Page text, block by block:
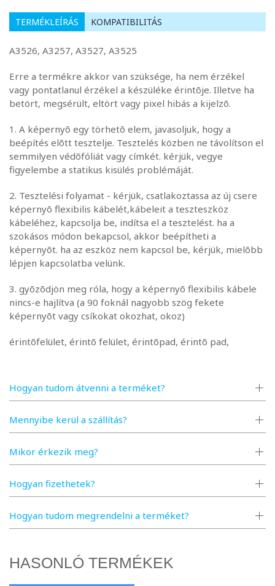
Hogyan tudom átvenni a terméket?
Mennyibe kerül a szállítás?
Mikor érkezik meg?
Hogyan fizethetek?
Hogyan tudom megrendelni a terméket?
TERMÉKLEÍRÁS KOMPATIBILITÁS
A3526, A3257, A3527, A3525
Erre a termékre akkor van szüksége, ha nem érzékel
vagy pontatlanul érzékel a készüléke érintõje. Illetve ha
betört, megsérült, eltört vagy pixel hibás a kijelzõ.
1. A képernyõ egy törhetõ elem, javasoljuk, hogy a
beépítés elõtt tesztelje. Tesztelés közben ne távolítson el
semmilyen védõfóliát vagy címkét. kérjük, vegye
figyelembe a statikus kisülés problémáját.
2. Tesztelési folyamat - kérjük, csatlakoztassa az új csere
képernyõ flexibilis kábelét,kábeleit a teszteszköz
kábeléhez, kapcsolja be, indítsa el a tesztelést. ha a
szokásos módon bekapcsol, akkor beépítheti a
képernyõt. ha az eszköz nem kapcsol be, kérjük, mielõbb
lépjen kapcsolatba velünk.
3. gyõzõdjön meg róla, hogy a képernyõ flexibilis kábele
nincs-e hajlítva (a 90 foknál nagyobb szög fekete
képernyõt vagy csíkokat okozhat, okoz)
érintõfelület, érintõ felület, érintõpad, érintõ pad,
touch pad, touchpad, ablak, érintõ plexi, érintõplexi, liquid
crystal display, LCD panel, kijelzõpanel, kijelzõ panel,
HASONLÓ TERMÉKEK